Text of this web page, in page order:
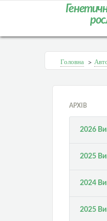
Головна >
АРХІВ
2026
2025
2024
2025